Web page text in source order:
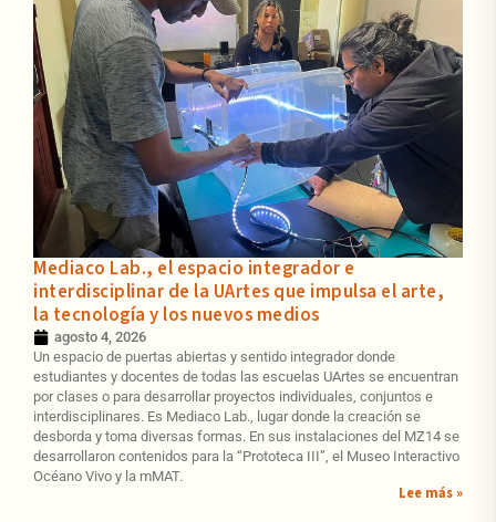
Mediaco Lab., el espacio integrador e
interdisciplinar de la UArtes que impulsa el arte,
la tecnología y los nuevos medios
agosto 4, 2026
Un espacio de puertas abiertas y sentido integrador donde
estudiantes y docentes de todas las escuelas UArtes se encuentran
por clases o para desarrollar proyectos individuales, conjuntos e
interdisciplinares. Es Mediaco Lab., lugar donde la creación se
desborda y toma diversas formas. En sus instalaciones del MZ14 se
desarrollaron contenidos para la “Prototeca III”, el Museo Interactivo
Océano Vivo y la mMAT.
Lee más »